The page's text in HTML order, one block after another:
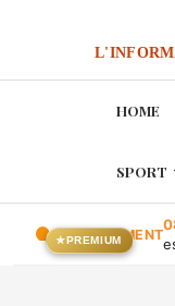
HOME
SPORT
EN CE MOMENT
★PREMIUM